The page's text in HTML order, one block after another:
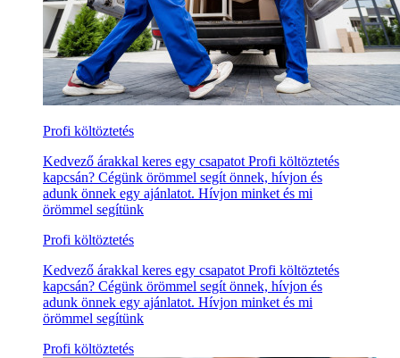
Profi költöztetés
Kedvező árakkal keres egy csapatot Profi költöztetés
kapcsán? Cégünk örömmel segít önnek, hívjon és
adunk önnek egy ajánlatot. Hívjon minket és mi
örömmel segítünk
Profi költöztetés
Kedvező árakkal keres egy csapatot Profi költöztetés
kapcsán? Cégünk örömmel segít önnek, hívjon és
adunk önnek egy ajánlatot. Hívjon minket és mi
örömmel segítünk
Profi költöztetés